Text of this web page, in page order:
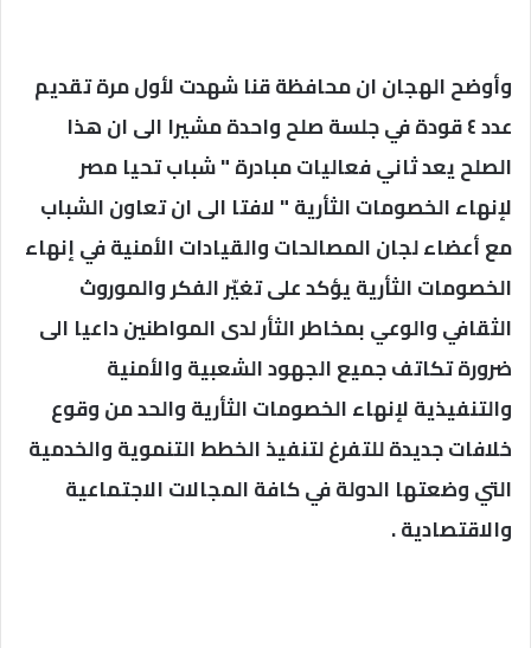
وأوضح الهجان ان محافظة قنا شهدت لأول مرة تقديم
عدد ٤ قودة في جلسة صلح واحدة مشيرا الى ان هذا
الصلح يعد ثاني فعاليات مبادرة " شباب تحيا مصر
لإنهاء الخصومات الثأرية " لافتا الى ان تعاون الشباب
مع أعضاء لجان المصالحات والقيادات الأمنية في إنهاء
الخصومات الثأرية يؤكد على تغيّر الفكر والموروث
الثقافي والوعي بمخاطر الثأر لدى المواطنين داعيا الى
ضرورة تكاتف جميع الجهود الشعبية والأمنية
والتنفيذية لإنهاء الخصومات الثأرية والحد من وقوع
خلافات جديدة للتفرغ لتنفيذ الخطط التنموية والخدمية
التي وضعتها الدولة في كافة المجالات الاجتماعية
والاقتصادية .